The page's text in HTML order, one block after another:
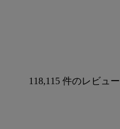
118,115 件のレビュー